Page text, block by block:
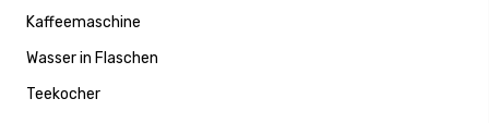
Kaffeemaschine
Wasser in Flaschen
Teekocher